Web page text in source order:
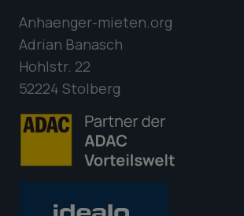
Anhaenger-mieten.org
Adrian Banasch
Hohlstr. 22
52224 Stolberg